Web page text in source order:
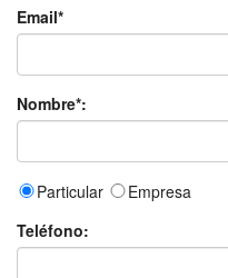
Email*
Nombre*:
Particular
Empresa
Teléfono: